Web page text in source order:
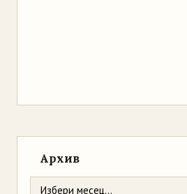
Архив